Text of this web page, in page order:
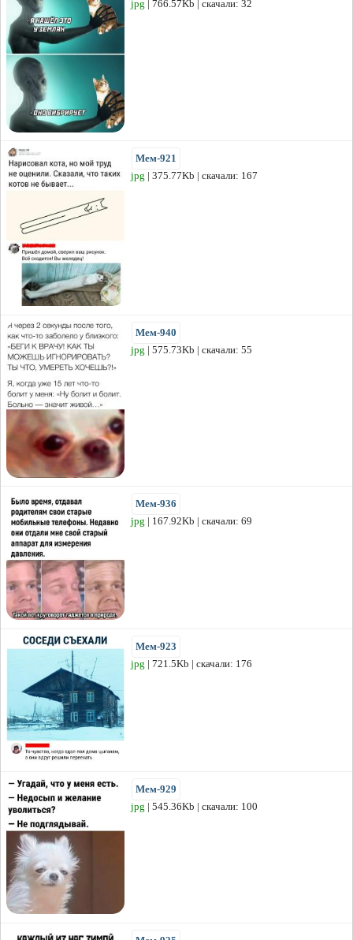
jpg | 766.57Kb | скачали: 32
Мем-921
jpg | 375.77Kb | скачали: 167
Мем-940
jpg | 575.73Kb | скачали: 55
Мем-936
jpg | 167.92Kb | скачали: 69
Мем-923
jpg | 721.5Kb | скачали: 176
Мем-929
jpg | 545.36Kb | скачали: 100